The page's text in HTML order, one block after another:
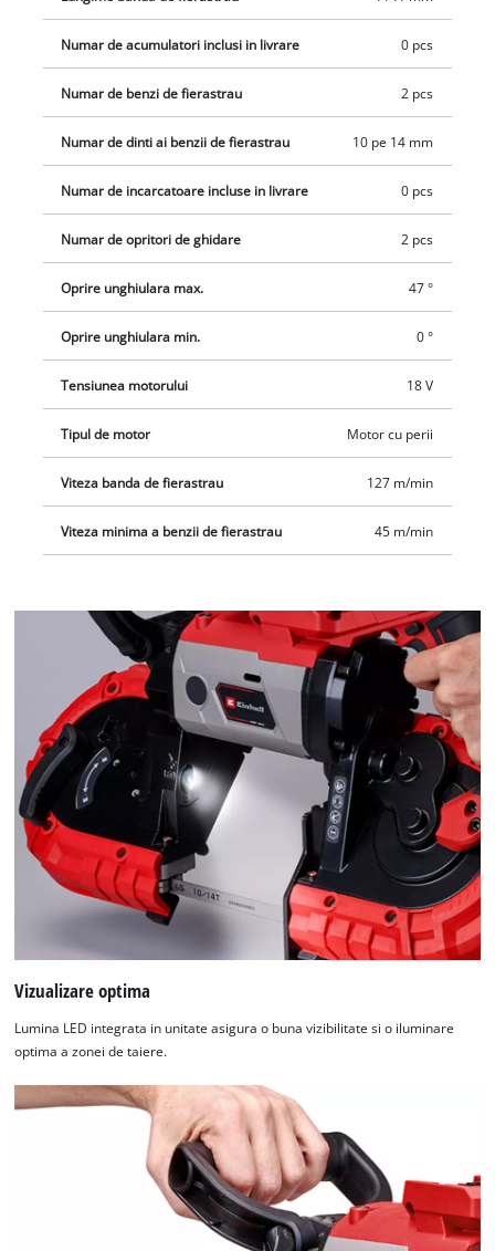
Numar de acumulatori inclusi in livrare 0 pcs
Numar de benzi de fierastrau 2 pcs
Numar de dinti ai benzii de fierastrau 10 pe 14 mm
Numar de incarcatoare incluse in livrare 0 pcs
Numar de opritori de ghidare 2 pcs
Oprire unghiulara max. 47 °
Oprire unghiulara min. 0 °
Tensiunea motorului 18 V
Tipul de motor Motor cu perii
Viteza banda de fierastrau 127 m/min
Viteza minima a benzii de fierastrau 45 m/min
Vizualizare optima
Lumina LED integrata in unitate asigura o buna vizibilitate si o iluminare
optima a zonei de taiere.